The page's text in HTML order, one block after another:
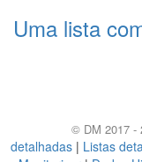
Uma lista
© DM 2017 -
detalhadas | Listas